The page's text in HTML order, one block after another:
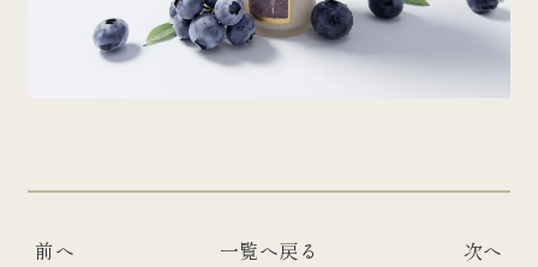
前へ 一覧へ戻る 次へ